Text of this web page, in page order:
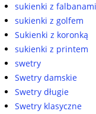
sukienki z falbanami
sukienki z golfem
Sukienki z koronką
sukienki z printem
swetry
Swetry damskie
Swetry długie
Swetry klasyczne